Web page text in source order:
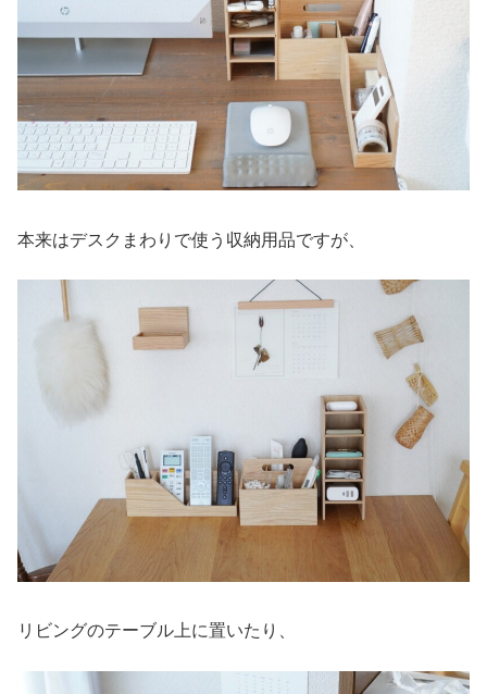
本来はデスクまわりで使う収納用品ですが、
リビングのテーブル上に置いたり、